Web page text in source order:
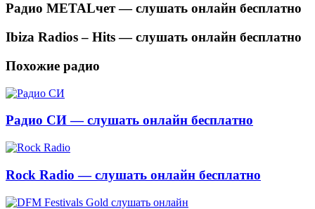
Радио METALчет — слушать онлайн бесплатно
Ibiza Radios – Hits — слушать онлайн бесплатно
Похожие радио
Радио СИ — слушать онлайн бесплатно
Rock Radio — слушать онлайн бесплатно